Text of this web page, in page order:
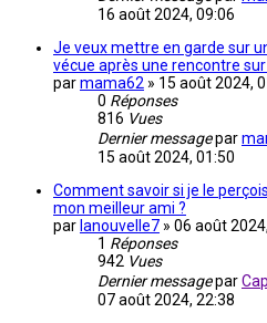
16 août 2024, 09:06
Je veux mettre en garde sur
vécue après une rencontre
parmama62 » 15 août 2024,
0 Réponses
816 Vues
Dernier messagepar
15 août 2024, 01:50
Comment savoir si je le
mon meilleur ami ?
par lanouvelle7 » 06 août
1 Réponses
942 Vues
Dernier messagepar
07 août 2024, 22:38